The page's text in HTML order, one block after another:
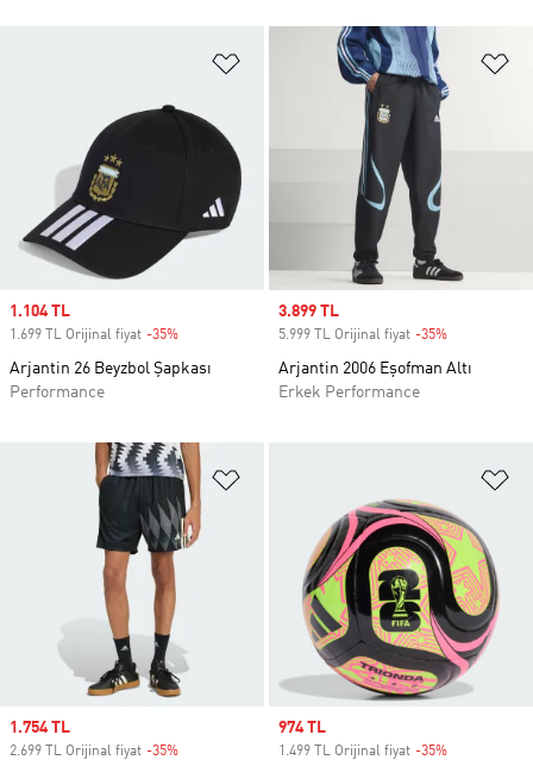
Favori Listesine Ekle
Sale price
1.104 TL
1.699 TL Orijinal fiyat -35%
Arjantin 26 Beyzbol Şapkası
Performance
Sale price
3.899 TL
5.999 TL Orijinal fiyat -35%
Arjantin 2006 Eşofman Altı
Erkek Performance
Sale price
1.754 TL
2.699 TL Orijinal fiyat -35%
Sale price
974 TL
1.499 TL Orijinal fiyat -35%